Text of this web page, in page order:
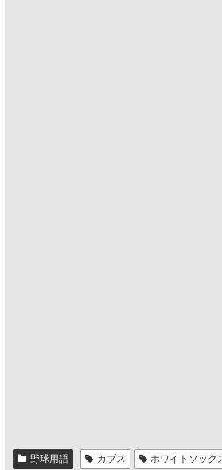
野球用語 カブス ホワイトソック